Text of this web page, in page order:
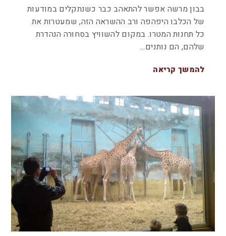
בבון מרשה אפשר להתאהב כבר כשנתקלים במודעות
של הכלבו היפהפה ורב ההשראה הזה, שמעטרות את
כל תחנות המטרו. במקום להשוויץ בסחורה הנהדרת
שלהם, הם נותנים…
להמשך קריאה